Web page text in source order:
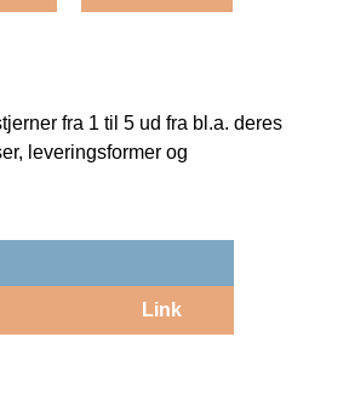
fra 1 til 5 ud fra bl.a. deres
leveringsformer og
Link